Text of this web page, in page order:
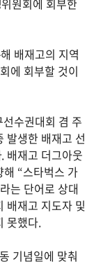
원회에 회부한
배재고의 지역
에 회부할 것이
수권대회 겸 주
발생한 배재고 선
배재고 더그아웃
“스타벅스 가
는 단어로 상대
배재고 지도자 및
못했다.
기념일에 맞춰